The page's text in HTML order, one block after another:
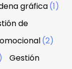
gráfica(1)
de
(2)
Gestión